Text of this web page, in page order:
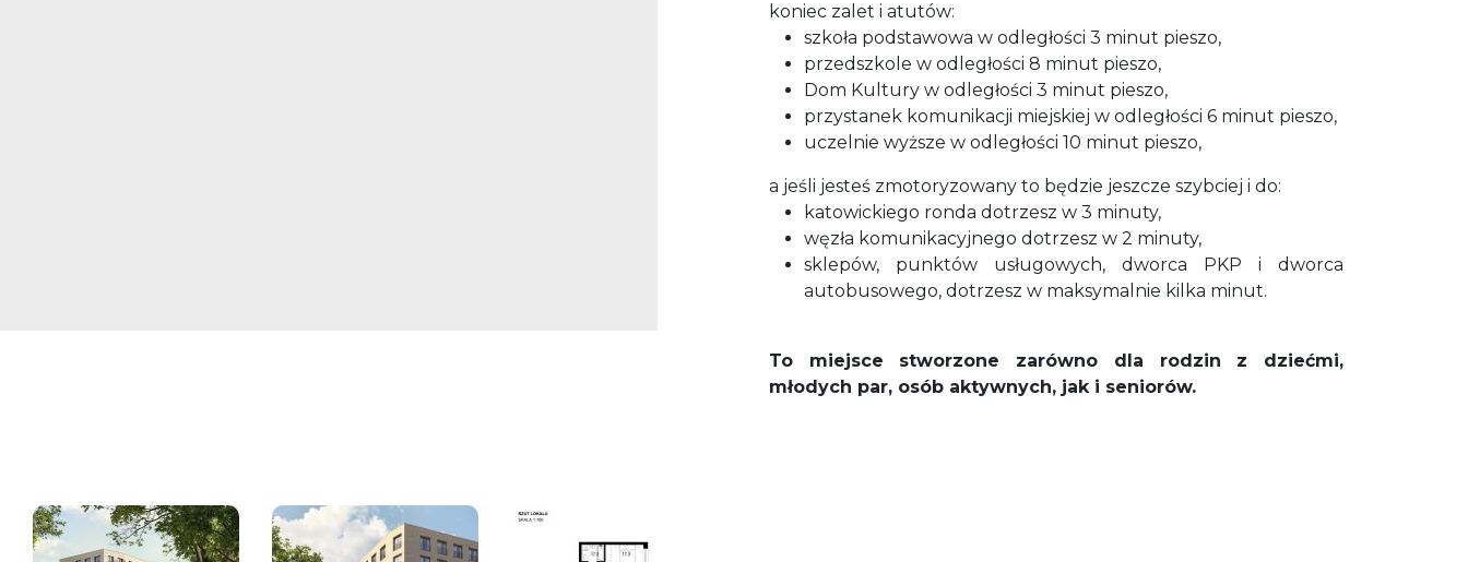
koniec zalet i atutów:
szkoła podstawowa w odległości 3 minut pieszo,
przedszkole w odległości 8 minut pieszo,
Dom Kultury w odległości 3 minut pieszo,
przystanek komunikacji miejskiej w odległości 6 minut pieszo,
uczelnie wyższe w odległości 10 minut pieszo,
a jeśli jesteś zmotoryzowany to będzie jeszcze szybciej i do:
katowickiego ronda dotrzesz w 3 minuty,
węzła komunikacyjnego dotrzesz w 2 minuty,
sklepów, punktów usługowych, dworca PKP i dworca
autobusowego, dotrzesz w maksymalnie kilka minut.
To miejsce stworzone zarówno dla rodzin z dziećmi,
młodych par, osób aktywnych, jak i seniorów.